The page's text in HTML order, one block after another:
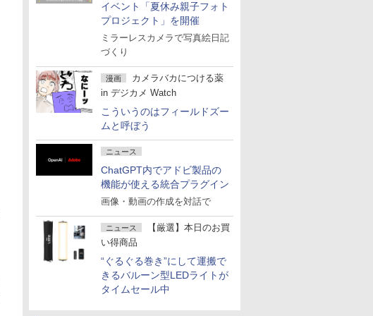
イベント「夏休み親子フォト
プロジェクト」を開催
ミラーレスカメラで写真絵日記
づくり
漫画
カメラバカにつける薬
in デジカメ Watch
こういうのはフィールドズー
ムと呼ぼう
ニュース
ChatGPT内でアドビ製品の
機能が使える統合プラグイン
画像・動画の作成を対話で
ニュース
【厳選】本日のお買
い得商品
“ぐるぐる巻き”にして運搬で
きるバルーン型LEDライトが
タイムセール中